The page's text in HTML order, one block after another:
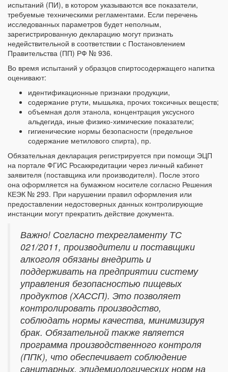
испытаний (ПИ), в котором указываются все показатели,
требуемые техническими регламентами. Если перечень
исследованных параметров будет неполным,
зарегистрированную декларацию могут признать
недействительной в соответствии с Постановлением
Правительства (ПП) РФ № 936.
Во время испытаний у образцов спиртосодержащего напитка
оценивают:
идентификационные признаки продукции,
содержание ртути, мышьяка, прочих токсичных веществ;
объемная доля этанола, концентрация уксусного
альдегида, иные физико-химические показатели;
гигиенические нормы безопасности (предельное
содержание метилового спирта), пр.
Обязательная декларация регистрируется при помощи ЭЦП
на портале ФГИС Росаккредитации через личный кабинет
заявителя (поставщика или производителя). После этого
она оформляется на бумажном носителе согласно Решения
КЕЭК № 293. При нарушении правил оформления или
предоставлении недостоверных данных контролирующие
инстанции могут прекратить действие документа.
Важно! Согласно техрегламенту ТС
021/2011, производители и поставщики
алкоголя обязаны внедрить и
поддерживать на предприятии систему
управления безопасностью пищевых
продуктов (ХАССП). Это позволяет
контролировать производство,
соблюдать нормы качества, минимизируя
брак. Обязательной также является
программа производственного контроля
(ППК), что обеспечивает соблюдение
санитарных, эпидемиологических норм на